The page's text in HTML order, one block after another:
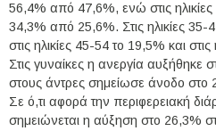
56,4% από 47,6%, ενώ στις
34,3% από 25,6%. Στις ηλικίες
στις ηλικίες 45-54 το 19,5% και
Στις γυναίκες η ανεργία
στους άντρες σημείωσε άνοδο
Σε ό,τι αφορά την περιφερειακή
σημειώνεται η αύξηση στο 26,3%